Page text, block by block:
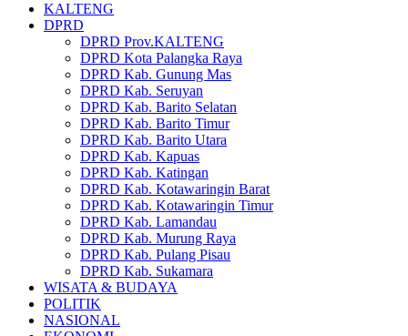
KALTENG
DPRD
DPRD Prov.KALTENG
DPRD Kota Palangka Raya
DPRD Kab. Gunung Mas
DPRD Kab. Seruyan
DPRD Kab. Barito Selatan
DPRD Kab. Barito Timur
DPRD Kab. Barito Utara
DPRD Kab. Kapuas
DPRD Kab. Katingan
DPRD Kab. Kotawaringin Barat
DPRD Kab. Kotawaringin Timur
DPRD Kab. Lamandau
DPRD Kab. Murung Raya
DPRD Kab. Pulang Pisau
DPRD Kab. Sukamara
WISATA & BUDAYA
POLITIK
NASIONAL